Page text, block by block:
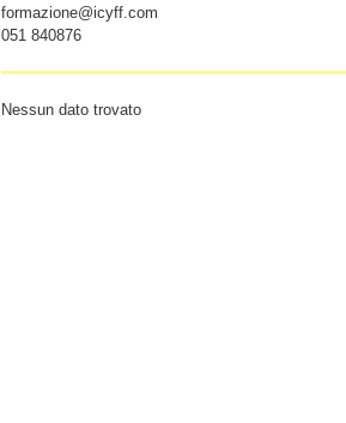
formazione@icyff.com
051 840876
Nessun dato trovato